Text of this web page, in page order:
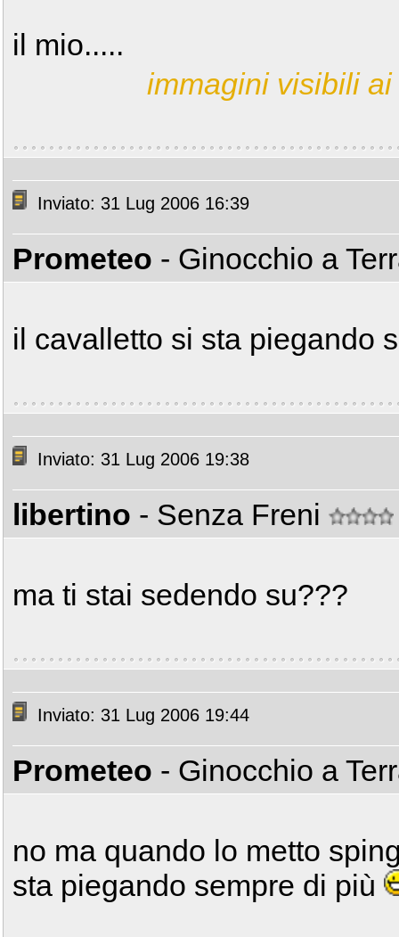
il mio.....
immagini visibili
Inviato: 31 Lug 2006 16:39
Prometeo - Ginocchio a
il cavalletto si sta piegando
Inviato: 31 Lug 2006 19:38
libertino - Senza Freni
ma ti stai sedendo su???
Inviato: 31 Lug 2006 19:44
Prometeo - Ginocchio a
no ma quando lo metto
sta piegando sempre di più